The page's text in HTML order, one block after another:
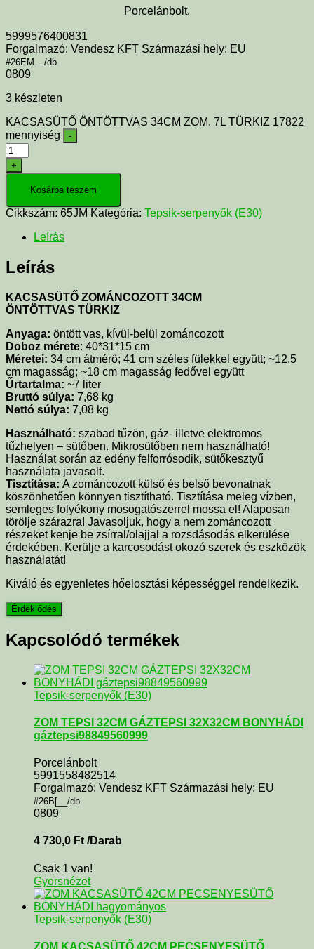
Porcelánbolt.
5999576400831
Forgalmazó: Vendesz KFT Származási hely: EU
#26EM__/db
0809
3 készleten
KACSASÜTŐ ÖNTÖTTVAS 34CM ZOM. 7L TÜRKIZ 17822
mennyiség
-
+
Kosárba teszem
Cikkszám: 65JM Kategória: Tepsik-serpenyők (E30)
Leírás
Leírás
KACSASÜTŐ ZOMÁNCOZOTT 34CM
ÖNTÖTTVAS TÜRKIZ
Anyaga: öntött vas, kívül-belül zománcozott
Doboz mérete: 40*31*15 cm
Méretei: 34 cm átmérő; 41 cm széles fülekkel együtt; ~12,5
cm magasság; ~18 cm magasság fedővel együtt
Űrtartalma: ~7 liter
Bruttó súlya: 7,68 kg
Nettó súlya: 7,08 kg
Használható: szabad tűzön, gáz- illetve elektromos
tűzhelyen – sütőben. Mikrosütőben nem használható!
Használat során az edény felforrósodik, sütőkesztyű
használata javasolt.
Tisztítása: A zománcozott külső és belső bevonatnak
köszönhetően könnyen tisztítható. Tisztítása meleg vízben,
semleges folyékony mosogatószerrel mossa el! Alaposan
törölje szárazra! Javasoljuk, hogy a nem zománcozott
részeket kenje be zsírral/olajjal a rozsdásodás elkerülése
érdekében. Kerülje a karcosodást okozó szerek és eszközök
használatát!
Kiváló és egyenletes hőelosztási képességgel rendelkezik.
Kapcsolódó termékek
Tepsik-serpenyők (E30)
ZOM TEPSI 32CM GÁZTEPSI 32X32CM BONYHÁDI
gáztepsi98849560999
Porcelánbolt
5991558482514
Forgalmazó: Vendesz KFT Származási hely: EU
#26B[__/db
0809
4 730,0 Ft /Darab
Csak 1 van!
Gyorsnézet
Tepsik-serpenyők (E30)
ZOM KACSASÜTŐ 42CM PECSENYESÜTŐ